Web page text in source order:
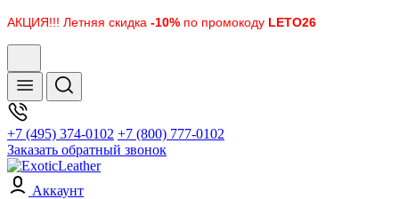
АКЦИЯ!!! Летняя скидка -10% по промокоду LETO26
+7 (495) 374-0102 +7 (800) 777-0102
Заказать обратный звонок
Аккаунт